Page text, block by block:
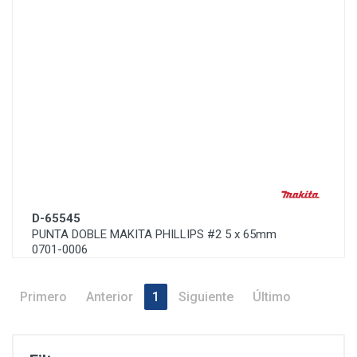
D-65545
PUNTA DOBLE MAKITA PHILLIPS #2 5 x 65mm
0701-0006
Primero Anterior 1 Siguiente Último